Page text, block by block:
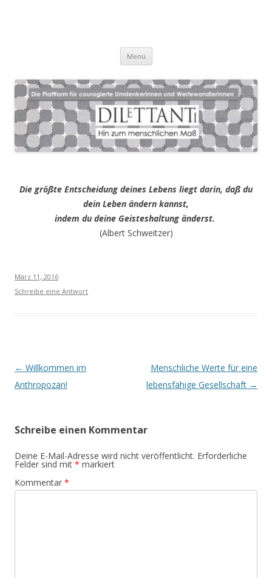
Menü Zum
springen
Die größte Entscheidung deines Lebens liegt darin, daß du
dein Leben ändern kannst,
indem du deine Geisteshaltung änderst.
(Albert Schweitzer)
März 11, 2016
Schreibe eine Antwort
Beitrags-
Navigation
← Willkommen im
Anthropozän!
Menschliche Werte für eine
lebensfähige Gesellschaft →
Schreibe einen Kommentar
Deine E-Mail-Adresse wird nicht veröffentlicht. Erforderliche
Felder sind mit * markiert
Kommentar *